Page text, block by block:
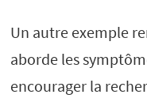
Un autre exemple
aborde les
encourager la